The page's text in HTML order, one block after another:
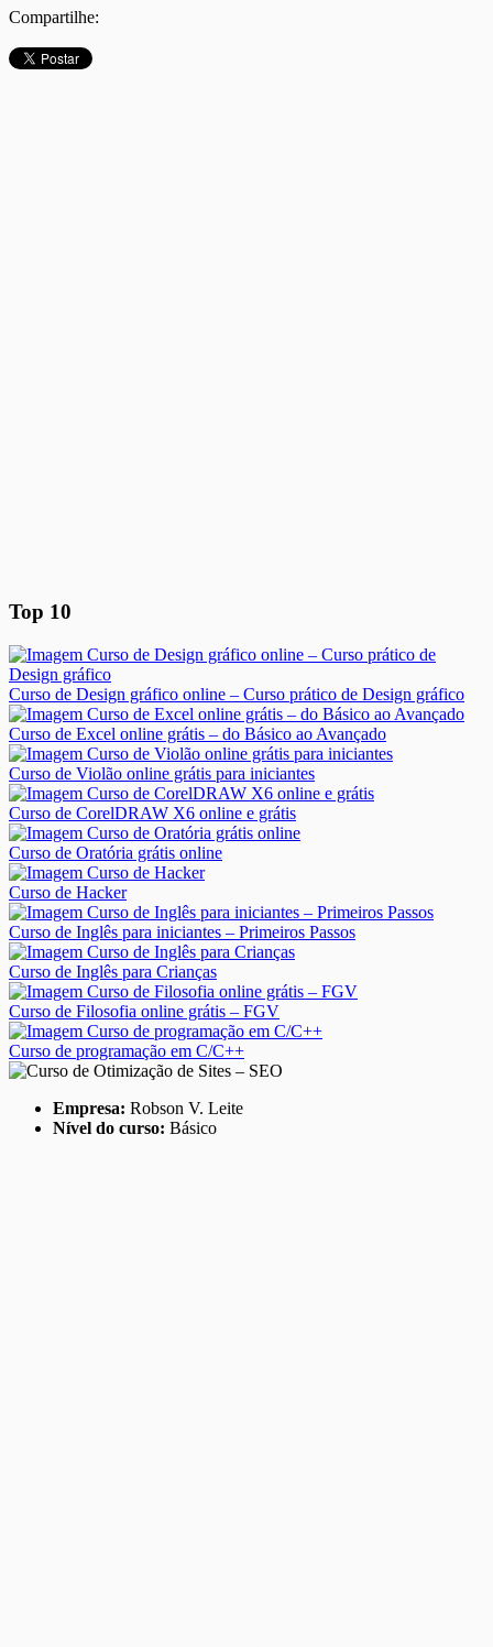
Compartilhe:
Top 10
Curso de Design gráfico online – Curso prático de Design gráfico
Curso de Excel online grátis – do Básico ao Avançado
Curso de Violão online grátis para iniciantes
Curso de CorelDRAW X6 online e grátis
Curso de Oratória grátis online
Curso de Hacker
Curso de Inglês para iniciantes – Primeiros Passos
Curso de Inglês para Crianças
Curso de Filosofia online grátis – FGV
Curso de programação em C/C++
Empresa: Robson V. Leite
Nível do curso: Básico